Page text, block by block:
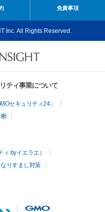
免責事項
Inc. All Rights Reserved.
ティ事業について
セキュリティ24」
byイエラエ）
なりすまし対策